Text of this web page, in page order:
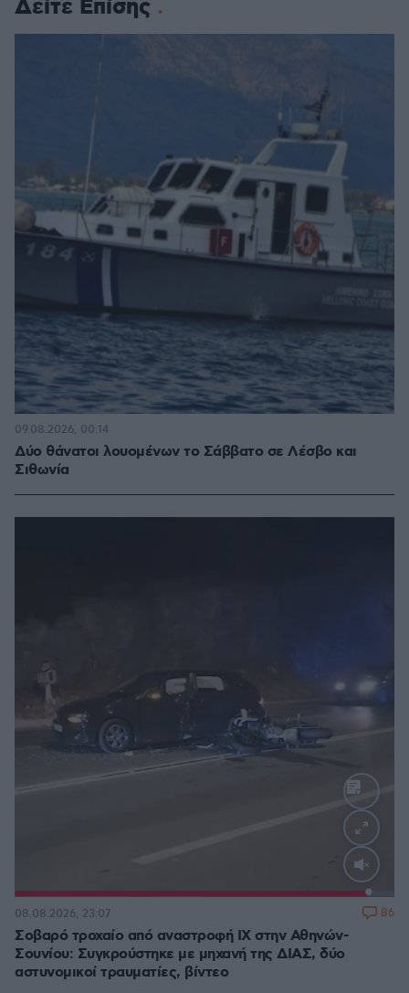
Δείτε Επίσης
Δύο θάνατοι λουομένων το Σάββατο σε Λέσβο και
Σιθωνία
09.08.2026, 00:14
Loaded:
Σοβαρό τροχαίο από αναστροφή ΙΧ στην Αθηνών-
Σουνίου: Συγκρούστηκε με μηχανή της ΔΙΑΣ, δύο
αστυνομικοί τραυματίες, βίντεο
08.08.2026, 23:07 86